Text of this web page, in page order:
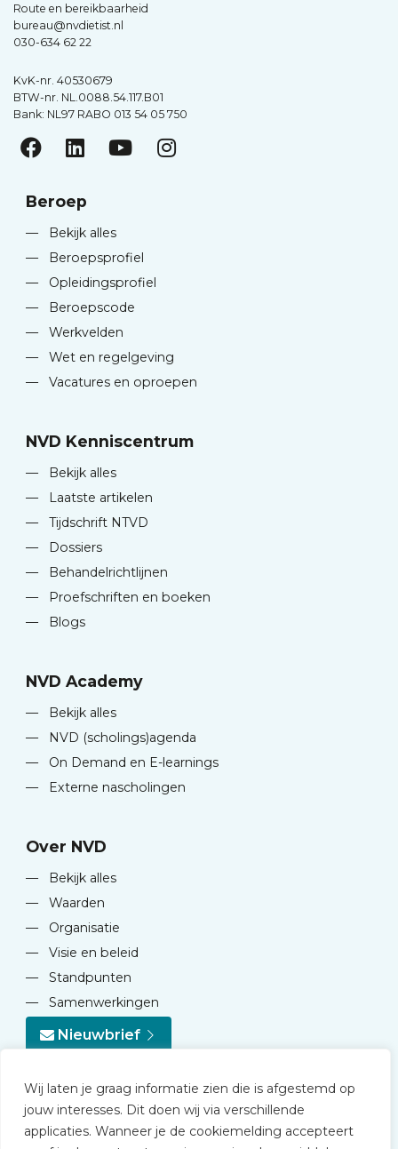
Wij laten je graag informatie zien die is afgestemd op
jouw interesses. Dit doen wij via verschillende
applicaties. Wanneer je de cookiemelding accepteert
Route en bereikbaarheid
bureau@nvdietist.nl
030-634 62 22
KvK-nr. 40530679
BTW-nr. NL.0088.54.117.B01
Bank: NL97 RABO 013 54 05 750
Beroep
—
Bekijk alles
—
Beroepsprofiel
—
Opleidingsprofiel
—
Beroepscode
—
Werkvelden
—
Wet en regelgeving
—
Vacatures en oproepen
NVD Kenniscentrum
—
Bekijk alles
—
Laatste artikelen
—
Tijdschrift NTVD
—
Dossiers
—
Behandelrichtlijnen
—
Proefschriften en boeken
—
Blogs
NVD Academy
—
Bekijk alles
—
NVD (scholings)agenda
—
On Demand en E-learnings
—
Externe nascholingen
Over NVD
—
Bekijk alles
—
Waarden
—
Organisatie
—
Visie en beleid
—
Standpunten
—
Samenwerkingen
Nieuwbrief